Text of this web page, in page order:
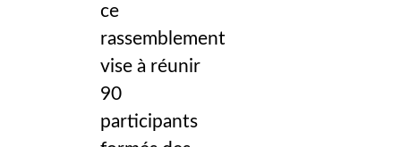
ce
rassemblement
vise à réunir
90
participants